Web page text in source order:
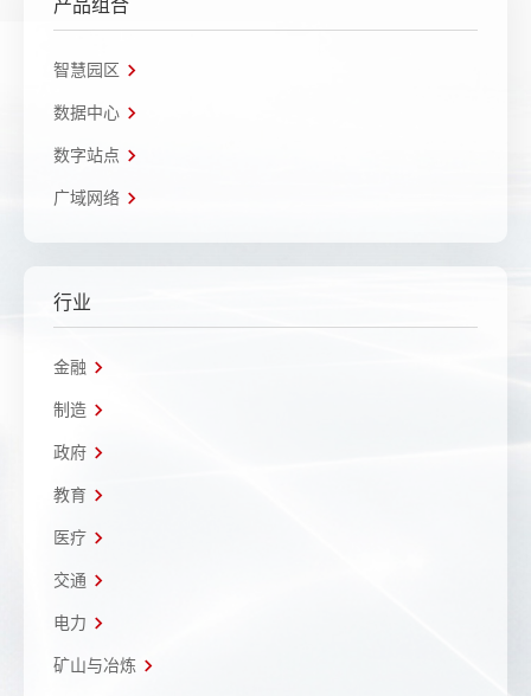
产品组合
智慧园区
数据中心
数字站点
广域网络
行业
金融
制造
政府
教育
医疗
交通
电力
矿山与冶炼